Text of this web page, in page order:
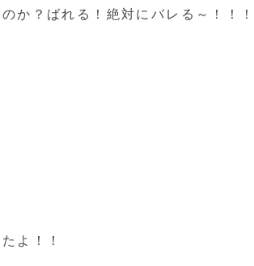
か？ばれる！絶対にバレる～！！！
よ！！